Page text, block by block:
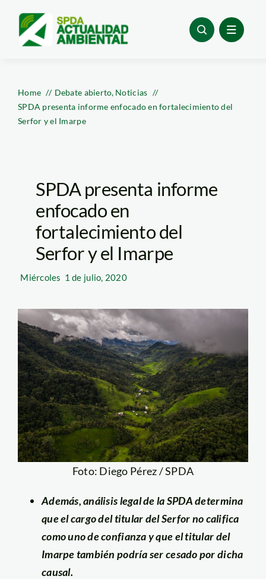
content
Home Debate abierto Noticias
SPDA presenta informe enfocado en fortalecimiento del
Serfor y el Imarpe
SPDA presenta informe
enfocado en
fortalecimiento del
Serfor y el Imarpe
Miércoles 1 de julio, 2020
Foto: Diego Pérez / SPDA
Además, análisis legal de la SPDA determina
que el cargo del titular del Serfor no califica
como uno de confianza y que el titular del
Imarpe también podría ser cesado por dicha
causal.